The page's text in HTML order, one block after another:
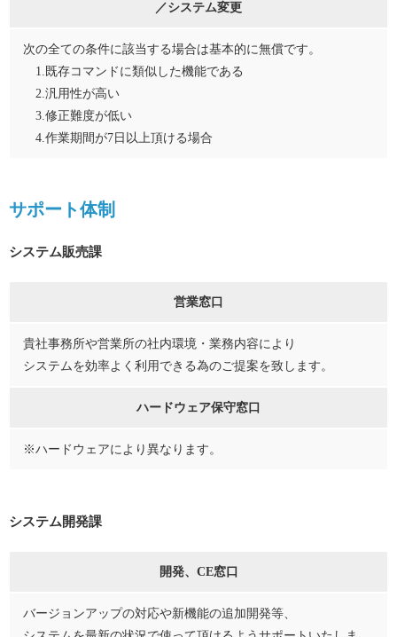
／システム変更
次の全ての条件に該当する場合は基本的に無償です。
1.既存コマンドに類似した機能である
2.汎用性が高い
3.修正難度が低い
4.作業期間が7日以上頂ける場合
サポート体制
システム販売課
営業窓口
貴社事務所や営業所の社内環境・業務内容により
システムを効率よく利用できる為のご提案を致します。
ハードウェア保守窓口
※ハードウェアにより異なります。
システム開発課
開発、CE窓口
バージョンアップの対応や新機能の追加開発等、